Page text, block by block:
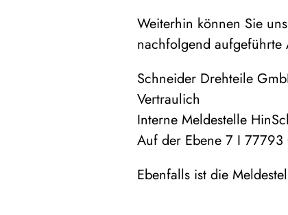
Weiterhin können Sie
nachfolgend aufgeführte
Schneider Drehteile
Vertraulich
Interne Meldestelle
Auf der Ebene 7 I 77793
Ebenfalls ist die